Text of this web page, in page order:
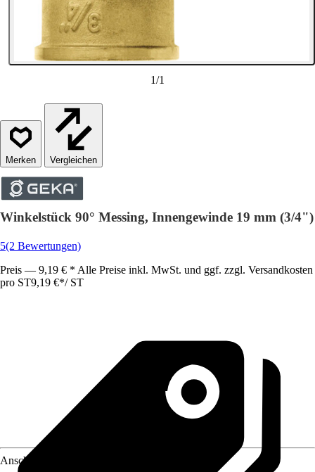
1/1
Vergleichen
Winkelstück 90° Messing, Innengewinde 19 mm (3/4")
5(2 Bewertungen)
Preis — 9,19 € * Alle Preise inkl. MwSt. und ggf. zzgl. Versandkosten
pro ST9,19 €*/ ST
Anschluss